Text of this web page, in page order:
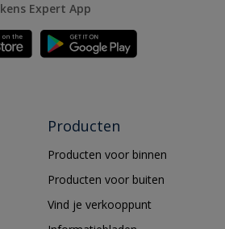
Expert App
Producten
Producten voor binnen
Producten voor buiten
Vind je verkooppunt